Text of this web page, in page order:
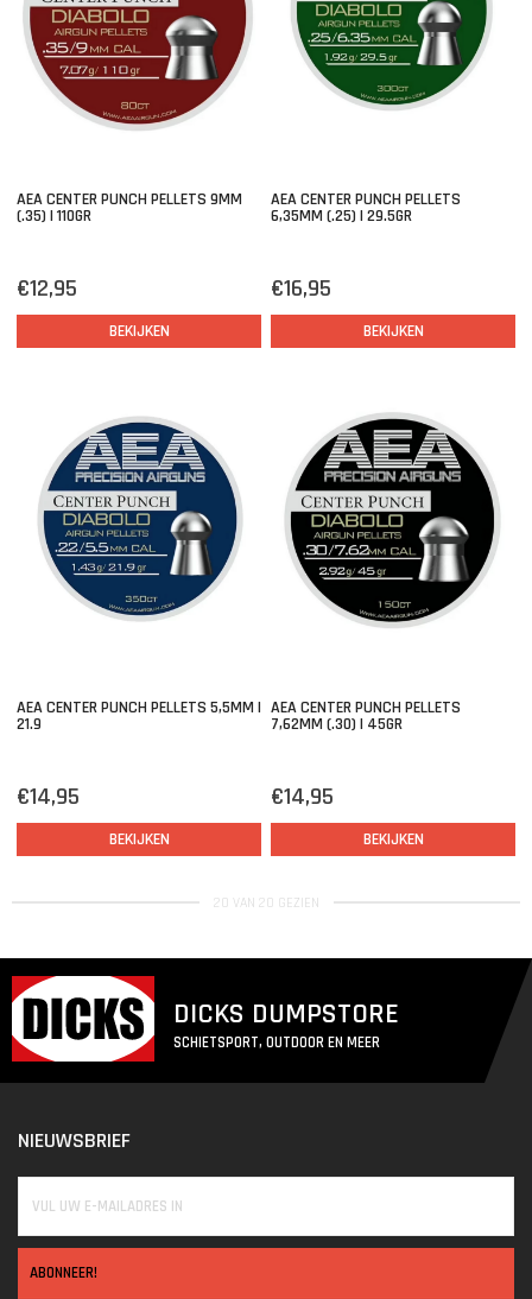
AEA CENTER PUNCH PELLETS 9MM
(.35) | 110GR
€12,95
BEKIJKEN
AEA CENTER PUNCH PELLETS
6,35MM (.25) | 29.5GR
€16,95
BEKIJKEN
AEA CENTER PUNCH PELLETS 5,5MM |
21.9
€14,95
BEKIJKEN
AEA CENTER PUNCH PELLETS
7,62MM (.30) | 45GR
€14,95
BEKIJKEN
20 VAN 20 GEZIEN
DICKS DUMPSTORE
SCHIETSPORT, OUTDOOR EN MEER
NIEUWSBRIEF
ABONNEER!